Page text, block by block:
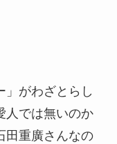
」がわざとらし
人では無いのか
田重廣さんなの